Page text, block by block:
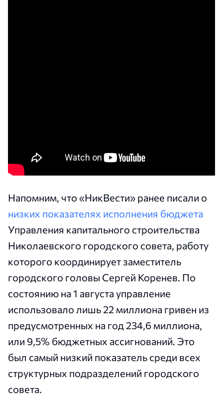
Напомним, что «НикВести» ранее писали о
низких показателях исполнения бюджета
Управления капитального строительства
Николаевского городского совета, работу
которого координирует заместитель
городского головы Сергей Коренев. По
состоянию на 1 августа управление
использовало лишь 22 миллиона гривен из
предусмотренных на год 234,6 миллиона,
или 9,5% бюджетных ассигнований. Это
был самый низкий показатель среди всех
структурных подразделений городского
совета.